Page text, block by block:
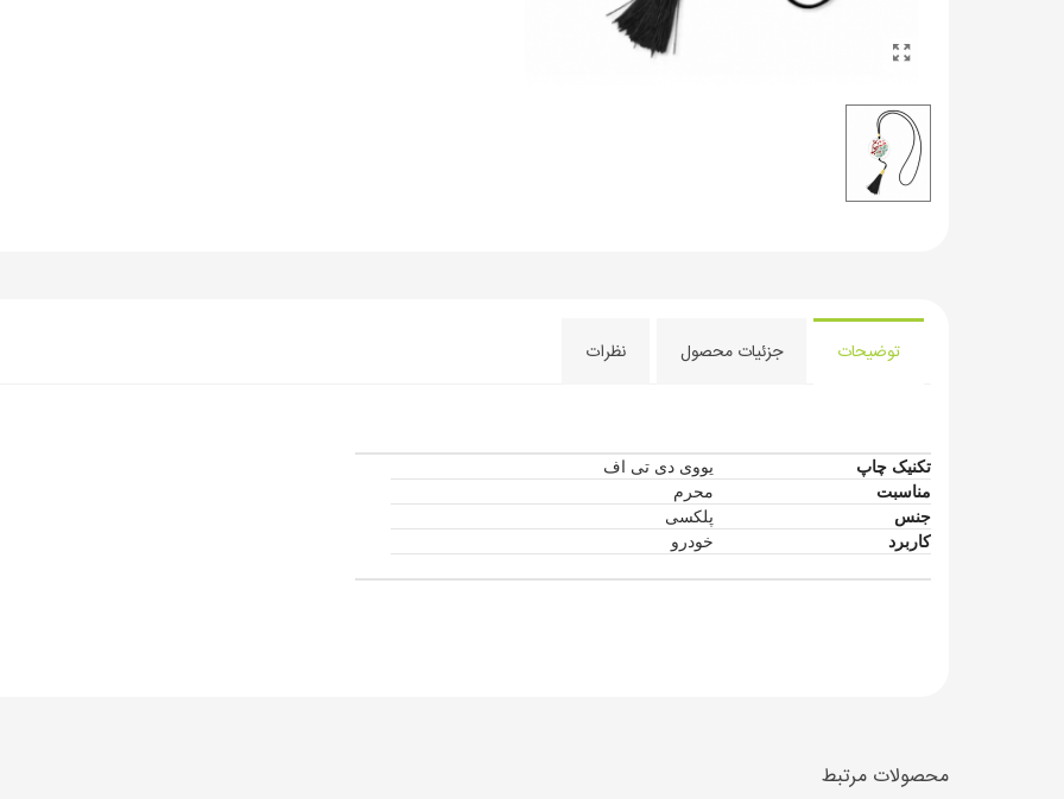
توضیحات جزئیات محصول نظرات
تکنیک چاپ
یووی دی تی اف
مناسبت
محرم
جنس
پلکسی
کاربرد
خودرو
محصولات مرتبط